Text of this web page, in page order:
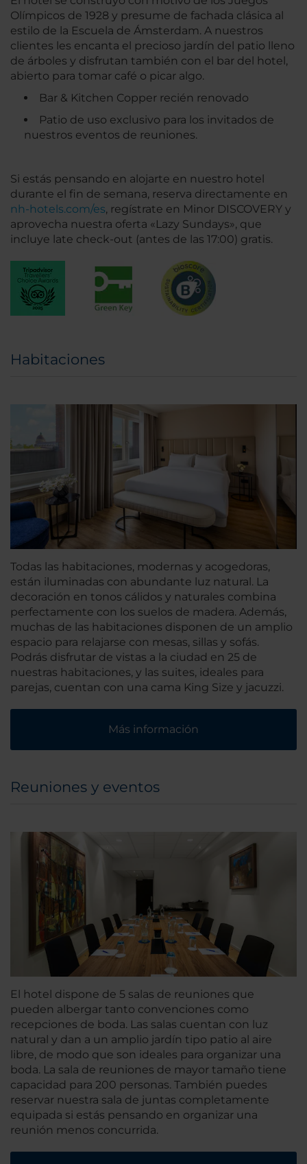
Olímpicos de 1928 y presume de fachada clásica al
estilo de la Escuela de Ámsterdam. A nuestros
clientes les encanta el precioso jardín del patio lleno
de árboles y disfrutan también con el bar del hotel,
abierto para tomar café o picar algo.
Bar & Kitchen Copper recién renovado
Patio de uso exclusivo para los invitados de
nuestros eventos de reuniones.
Si estás pensando en alojarte en nuestro hotel
durante el fin de semana, reserva directamente en
nh-hotels.com/es, regístrate en Minor DISCOVERY y
aprovecha nuestra oferta «Lazy Sundays», que
incluye late check-out (antes de las 17:00) gratis.
Habitaciones
Todas las habitaciones, modernas y acogedoras,
están iluminadas con abundante luz natural. La
decoración en tonos cálidos y naturales combina
perfectamente con los suelos de madera. Además,
muchas de las habitaciones disponen de un amplio
espacio para relajarse con mesas, sillas y sofás.
Podrás disfrutar de vistas a la ciudad en 25 de
nuestras habitaciones, y las suites, ideales para
parejas, cuentan con una cama King Size y jacuzzi.
Más información
Reuniones y eventos
El hotel dispone de 5 salas de reuniones que
pueden albergar tanto convenciones como
recepciones de boda. Las salas cuentan con luz
natural y dan a un amplio jardín tipo patio al aire
libre, de modo que son ideales para organizar una
boda. La sala de reuniones de mayor tamaño tiene
capacidad para 200 personas. También puedes
reservar nuestra sala de juntas completamente
equipada si estás pensando en organizar una
reunión menos concurrida.